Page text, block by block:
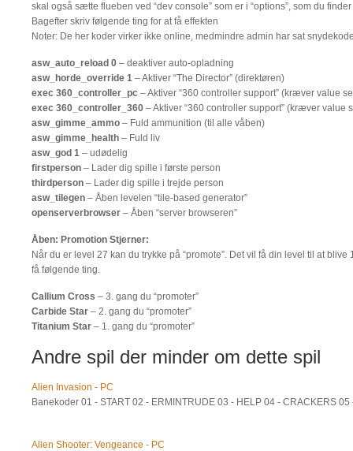
skal også sætte flueben ved “dev console” som er i “options”, som du
Bagefter skriv følgende ting for at få effekten
Noter: De her koder virker ikke online, medmindre admin har sat
asw_auto_reload 0 – deaktiver auto-opladning
asw_horde_override 1 – Aktiver “The Director” (direktøren)
exec 360_controller_pc – Aktiver “360 controller support” (kræver value
exec 360_controller_360 – Aktiver “360 controller support” (kræver value
asw_gimme_ammo – Fuld ammunition (til alle våben)
asw_gimme_health – Fuld liv
asw_god 1 – udødelig
firstperson – Lader dig spille i første person
thirdperson – Lader dig spille i trejde person
asw_tilegen – Åben levelen “tile-based generator”
openserverbrowser – Åben “server browseren”
Åben: Promotion Stjerner:
Når du er level 27 kan du trykke på “promote”. Det vil få din level til at
få følgende ting.
Callium Cross – 3. gang du “promoter”
Carbide Star – 2. gang du “promoter”
Titanium Star – 1. gang du “promoter”
Andre spil der minder om dette spil
Alien Invasion - PC
Banekoder 01 - START 02 - ERMINTRUDE 03 - HELP 04 - CRACKERS
Alien Shooter: Vengeance - PC